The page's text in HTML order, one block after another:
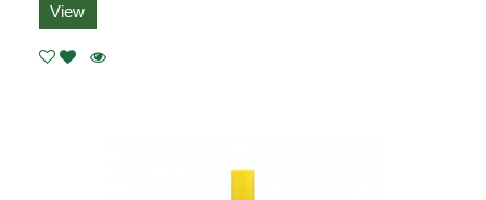
View